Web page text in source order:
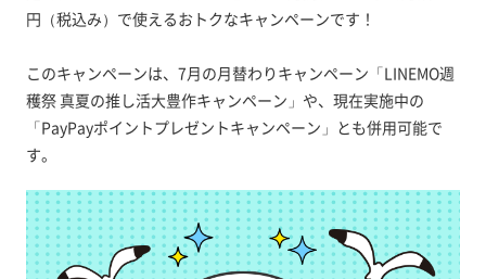
円（税込み）で使えるおトクなキャンペーンです！
このキャンペーンは、7月の月替わりキャンペーン「LINEMO週
穫祭 真夏の推し活大豊作キャンペーン」や、現在実施中の
「PayPayポイントプレゼントキャンペーン」とも併用可能で
す。